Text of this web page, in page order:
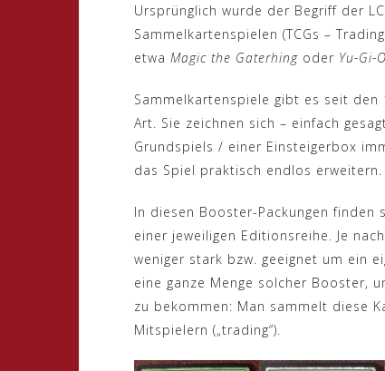
Ursprünglich wurde der Begriff der
Sammelkartenspielen (TCGs –
etwa Magic the Gaterhing oder Yu-Gi-
Sammelkartenspiele gibt es seit den
Art. Sie zeichnen sich – einfach
Grundspiels / einer Einsteigerbox
das Spiel praktisch endlos erweitern.
In diesen Booster-Packungen finden
einer jeweiligen Editionsreihe. Je
weniger stark bzw. geeignet um ein
eine ganze Menge solcher Booster,
zu bekommen: Man sammelt diese
Mitspielern („trading“).